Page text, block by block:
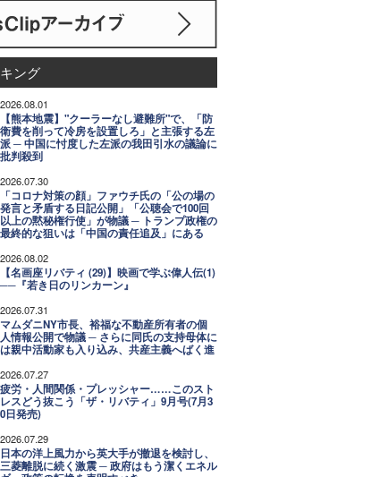
ング
2026.08.01
【熊本地震】"クーラーなし避難所"で、「防
衛費を削って冷房を設置しろ」と主張する左
派 ─ 中国に忖度した左派の我田引水の議論に
批判殺到
2026.07.30
「コロナ対策の顔」ファウチ氏の「公の場の
発言と矛盾する日記公開」「公聴会で100回
以上の黙秘権行使」が物議 ─ トランプ政権の
最終的な狙いは「中国の責任追及」にある
2026.08.02
【名画座リバティ (29)】映画で学ぶ偉人伝(1)
──『若き日のリンカーン』
2026.07.31
マムダニNY市長、裕福な不動産所有者の個
人情報公開で物議 ─ さらに同氏の支持母体に
は親中活動家も入り込み、共産主義へばく進
2026.07.27
疲労・人間関係・プレッシャー……このスト
レスどう抜こう「ザ・リバティ」9月号(7月3
0日発売)
2026.07.29
日本の洋上風力から英大手が撤退を検討し、
三菱離脱に続く激震 ─ 政府はもう潔くエネル